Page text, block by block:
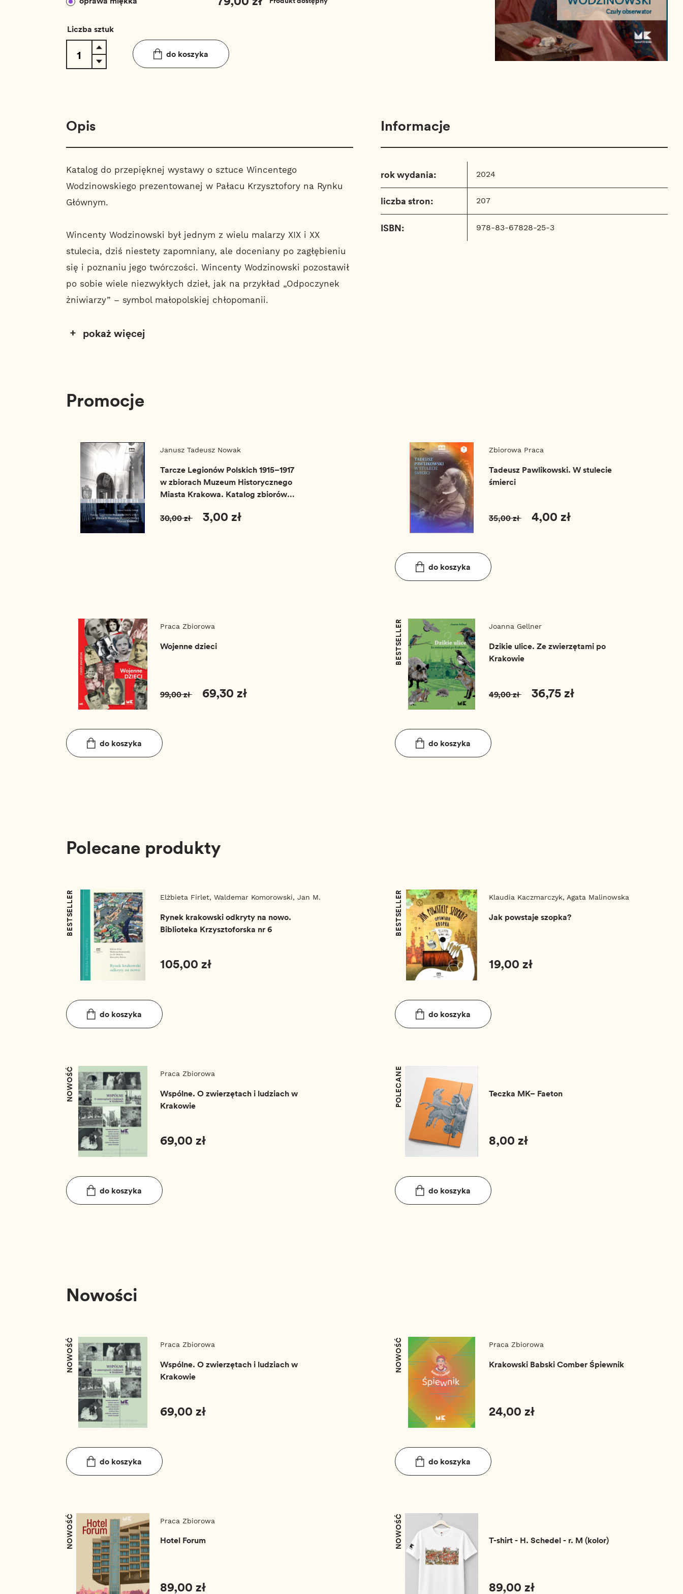
Liczba sztuk
do koszyka
Opis
Katalog do przepięknej wystawy o sztuce Wincentego
Wodzinowskiego prezentowanej w Pałacu Krzysztofory na Rynku
Głównym.
Wincenty Wodzinowski był jednym z wielu malarzy XIX i XX
stulecia, dziś niestety zapomniany, ale doceniany po zagłębieniu
się i poznaniu jego twórczości. Wincenty Wodzinowski pozostawił
po sobie wiele niezwykłych dzieł, jak na przykład „Odpoczynek
żniwiarzy” – symbol małopolskiej chłopomanii.
pokaż więcej
Informacje
rok wydania: 2024
liczba stron: 207
ISBN: 978-83-67828-25-3
Promocje
Janusz Tadeusz Nowak
Tarcze Legionów Polskich 1915–1917
w zbiorach Muzeum Historycznego
Miasta Krakowa. Katalog zbiorów
30,00 zł
3,00 zł
Zbiorowa Praca
Tadeusz Pawlikowski. W stulecie
śmierci
35,00 zł 4,00 zł
do koszyka
Praca Zbiorowa
Wojenne dzieci
99,00 zł 69,30 zł
do koszyka
BESTSELLER Joanna Gellner
Dzikie ulice. Ze zwierzętami po
Krakowie
49,00 zł 36,75 zł
do koszyka
Polecane produkty
BESTSELLER Elżbieta Firlet, Waldemar Komorowski, Jan M.
Mieczysław Rokosz
Rynek krakowski odkryty na nowo.
Biblioteka Krzysztoforska nr 6
105,00 zł
do koszyka
BESTSELLER Klaudia Kaczmarczyk, Agata Malinowska
Jak powstaje szopka?
19,00 zł
do koszyka
NOWOŚĆ Praca Zbiorowa
Wspólne. O zwierzętach i ludziach w
Krakowie
69,00 zł
do koszyka
POLECANE Teczka MK– Faeton
8,00 zł
do koszyka
Nowości
NOWOŚĆ Praca Zbiorowa
Wspólne. O zwierzętach i ludziach w
Krakowie
69,00 zł
do koszyka
NOWOŚĆ Praca Zbiorowa
Krakowski Babski Comber Śpiewnik
24,00 zł
do koszyka
NOWOŚĆ Praca Zbiorowa
Hotel Forum
89,00 zł
NOWOŚĆ T-shirt - H. Schedel - r. M (kolor)
89,00 zł